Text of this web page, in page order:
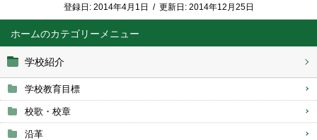
ホーム
学校紹介
学校教育目標
校歌・校章
沿革
登録日: 2014年4月1日 / 更新日: 2014年12月25日